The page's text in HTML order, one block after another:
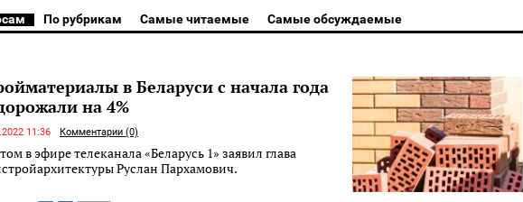
По рубрикам Самые читаемые Самые обсуждаемые
в Беларуси с начала года
на 4%
11:36 Комментарии (0)
в эфире телеканала «Беларусь 1» заявил глава
Руслан Пархамович.